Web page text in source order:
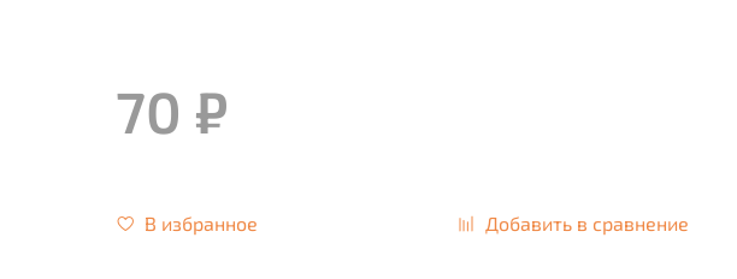
70 ₽
В избранное Добавить в сравнение